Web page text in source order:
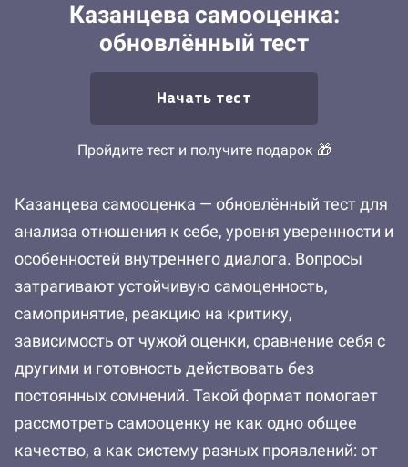
Казанцева самооценка:
обновлённый тест
Начать тест
Пройдите тест и получите подарок 🎁
Казанцева самооценка — обновлённый тест для
анализа отношения к себе, уровня уверенности и
особенностей внутреннего диалога. Вопросы
затрагивают устойчивую самоценность,
самопринятие, реакцию на критику,
зависимость от чужой оценки, сравнение себя с
другими и готовность действовать без
постоянных сомнений. Такой формат помогает
рассмотреть самооценку не как одно общее
качество, а как систему разных проявлений: от